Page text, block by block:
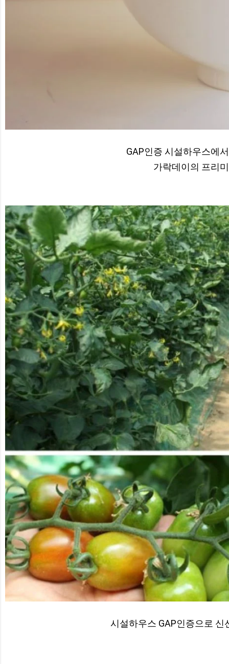
GAP인증 시설하우스에
가락데이의 프리
시설하우스 GAP인증으로